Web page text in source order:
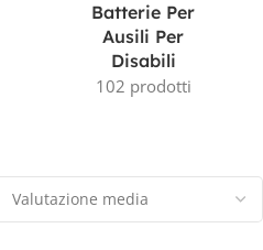
Batterie Per
Ausili Per
Disabili
102 prodotti